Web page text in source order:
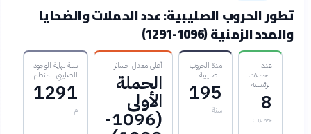
تطور الحروب الصليبية: عدد الحملات والضحايا
والمدد الزمنية (1096-1291)
عدد
الحملات
الرئيسية
8
حملات
مدة الحروب
الصليبية
195
سنة
أعلى معدل خسائر
الحملة
الأولى
(1096-
سنة نهاية الوجود
الصليبي المنظم
1291
م